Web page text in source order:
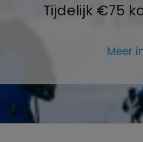
Tijdelijk €75
Meer